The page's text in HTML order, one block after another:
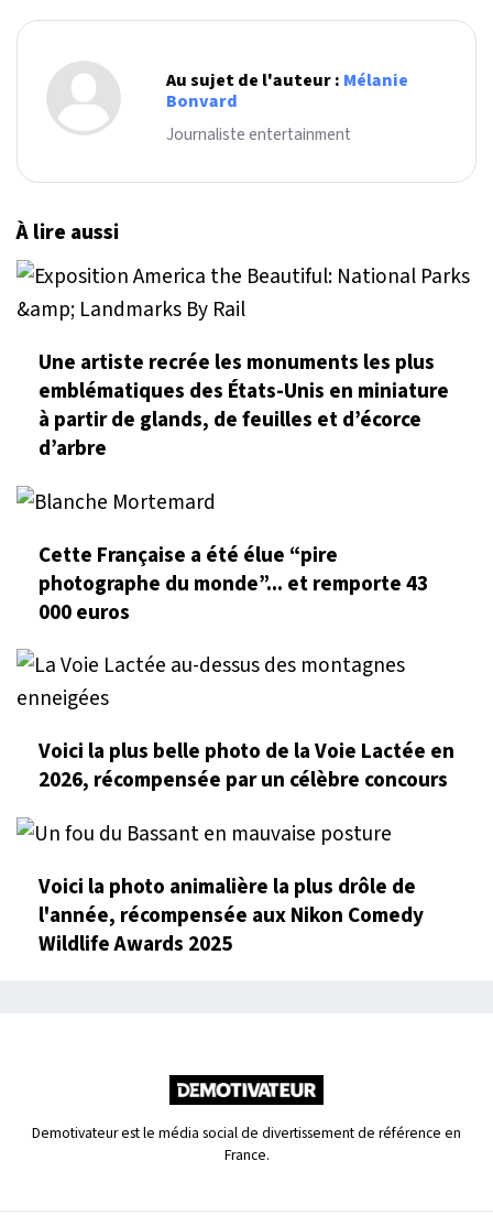
Au sujet de l'auteur : Mélanie
Bonvard
Journaliste entertainment
À lire aussi
Une artiste recrée les monuments les plus
emblématiques des États-Unis en miniature
à partir de glands, de feuilles et d’écorce
d’arbre
Cette Française a été élue “pire
photographe du monde”... et remporte 43
000 euros
Voici la plus belle photo de la Voie Lactée en
2026, récompensée par un célèbre concours
Voici la photo animalière la plus drôle de
l'année, récompensée aux Nikon Comedy
Wildlife Awards 2025
Demotivateur est le média social de divertissement de référence en
France.